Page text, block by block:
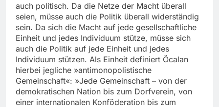
auch politisch. Da die Netze der Macht überall
seien, müsse auch die Politik überall widerständig
sein. Da sich die Macht auf jede gesellschaftliche
Einheit und jedes Individuum stütze, müsse sich
auch die Politik auf jede Einheit und jedes
Individuum stützen. Als Einheit definiert Öcalan
hierbei jegliche »antimonopolistische
Gemeinschaft«: »Jede Gemeinschaft – von der
demokratischen Nation bis zum Dorfverein, von
einer internationalen Konföderation bis zum